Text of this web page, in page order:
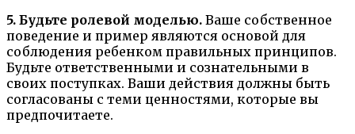
5. Будьте ролевой моделью. Ваше собственное
поведение и пример являются основой для
соблюдения ребенком правильных принципов.
Будьте ответственными и сознательными в
своих поступках. Ваши действия должны быть
согласованы с теми ценностями, которые вы
предпочитаете.